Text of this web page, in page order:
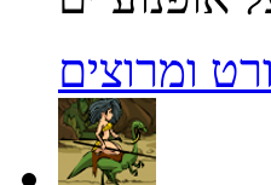
ומרוצים